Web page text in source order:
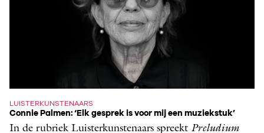
LUISTERKUNSTENAARS
Connie Palmen: ‘Elk gesprek is voor mij een muziekstuk’
In de rubriek Luisterkunstenaars spreekt ­Preludium